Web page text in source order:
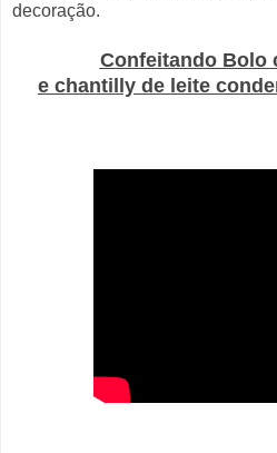
decoração.
Confeitando Bolo
e chantilly de leite